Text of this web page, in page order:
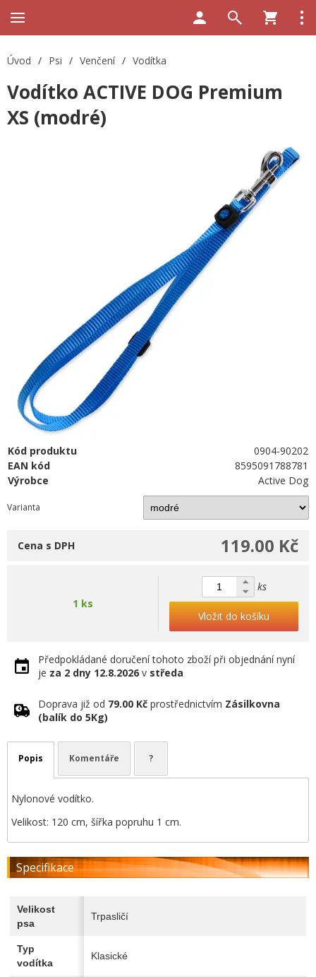
Úvod / Psi / Venčení / Vodítka
Vodítko ACTIVE DOG Premium
XS (modré)
Kód produktu
0904-90202
EAN kód
8595091788781
Výrobce
Active Dog
Varianta
119.00 Kč
Cena s DPH
1 ks
ks
Vložit do košíku
Předpokládané doručení tohoto zboží při objednání nyní
je za 2 dny 12.8.2026 v středa
Doprava již od 79.00 Kč prostřednictvím Zásilkovna
(balík do 5Kg)
Popis Komentáře ?
Nylonové vodítko.
Velikost: 120 cm, šířka popruhu 1 cm.
Specifikace
Velikost
psa
Trpasličí
Typ
vodítka
Klasické